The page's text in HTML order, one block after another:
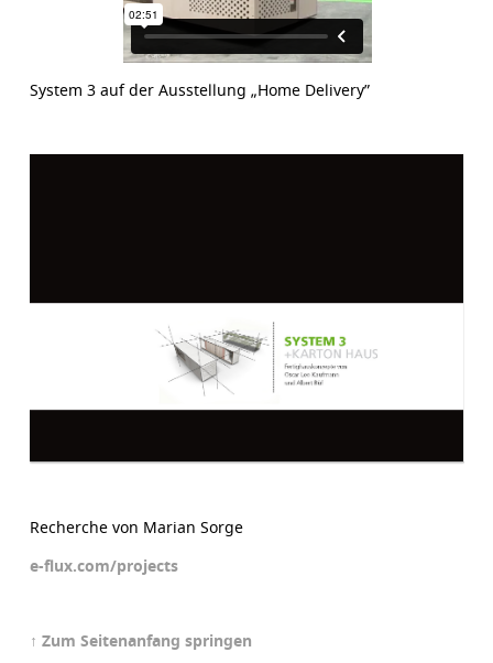
System 3 auf der Ausstellung „Home Delivery”
Recherche von Marian Sorge
e-flux.com/projects
↑ Zum Seitenanfang springen